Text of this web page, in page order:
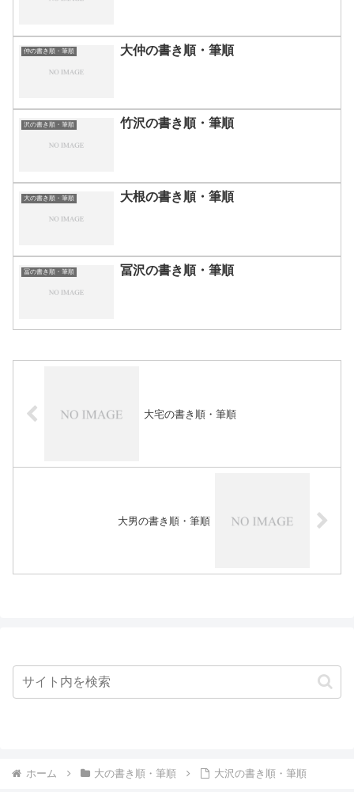
仲の書き順・筆順 大仲の書き順・筆順
沢の書き順・筆順 竹沢の書き順・筆順
大の書き順・筆順 大根の書き順・筆順
冨の書き順・筆順 冨沢の書き順・筆順
大宅の書き順・筆順
大男の書き順・筆順
ホーム 大の書き順・筆順 大沢の書き順・筆順